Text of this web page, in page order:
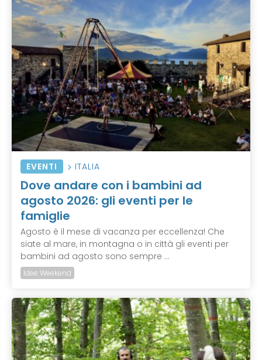
EVENTI ITALIA
Dove andare con i bambini ad
agosto 2026: gli eventi per le
famiglie
Agosto è il mese di vacanza per eccellenza! Che
siate al mare, in montagna o in città gli eventi per
bambini ad agosto sono sempre ...
Idee Weekend